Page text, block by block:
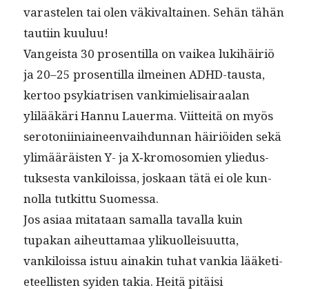
varaste­len tai olen väki­val­tainen. Sehän tähän
tau­ti­in kuuluu!
Vangeista 30 pros­en­til­la on vaikea luk­i­häir­iö
ja 20–25 pros­en­til­la ilmeinen ADHD-taus­ta,
ker­too psyki­a­trisen vankimieli­sairaalan
ylilääkäri Han­nu Lauer­ma. Viit­teitä on myös
sero­toni­ini­aineen­vai­h­dun­nan häir­iöi­den sekä
ylimääräis­ten Y- ja X‑kromosomien yliedus­
tuk­ses­ta vankilo­is­sa, joskaan tätä ei ole kun­
nol­la tutkit­tu Suomessa.
Jos asi­aa mitataan samal­la taval­la kuin
tupakan aiheut­ta­maa ylikuolleisu­ut­ta,
vankilo­is­sa istuu ainakin tuhat vankia lääketi­
eteel­lis­ten syi­den takia. Heitä pitäisi